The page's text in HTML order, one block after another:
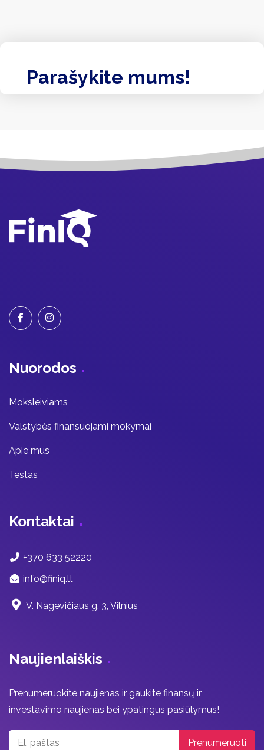
Parašykite mums!
Nuorodos
Moksleiviams
Valstybės finansuojami mokymai
Apie mus
Testas
Kontaktai
+370 633 52220
info@finiq.lt
V. Nagevičiaus g. 3, Vilnius
Naujienlaiškis
Prenumeruokite naujienas ir gaukite finansų ir
investavimo naujienas bei ypatingus pasiūlymus!